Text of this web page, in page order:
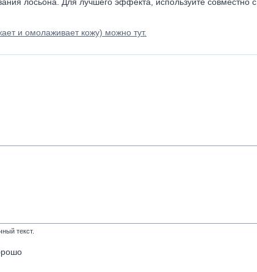
и омолаживает кожу) можно тут.
текст.